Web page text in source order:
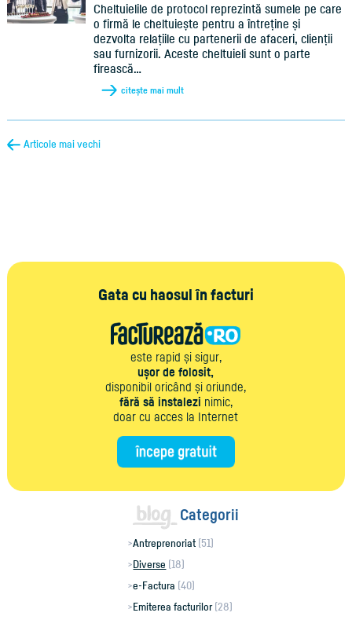
Cheltuielile de protocol reprezintă sumele pe care
o firmă le cheltuiește pentru a întreține și
dezvolta relațiile cu partenerii de afaceri, clienții
sau furnizorii. Aceste cheltuieli sunt o parte
firească…
citește mai mult
← Articole mai vechi
Gata cu haosul în facturi
este rapid și sigur,
ușor de folosit,
disponibil oricând și oriunde,
fără să instalezi nimic,
doar cu acces la Internet
Categorii
Antreprenoriat (51)
Diverse (18)
e-Factura (40)
Emiterea facturilor(28)